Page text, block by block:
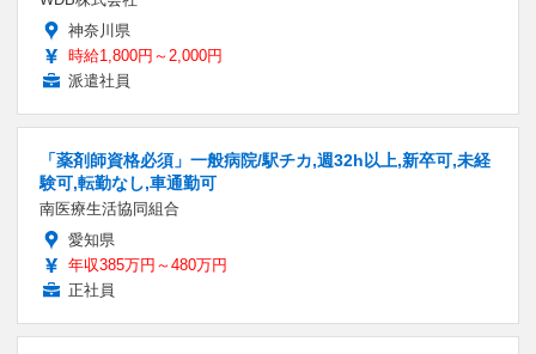
神奈川県
時給1,800円～2,000円
派遣社員
「薬剤師資格必須」一般病院/駅チカ,週32h以上,新卒可,未経
験可,転勤なし,車通勤可
南医療生活協同組合
愛知県
年収385万円～480万円
正社員